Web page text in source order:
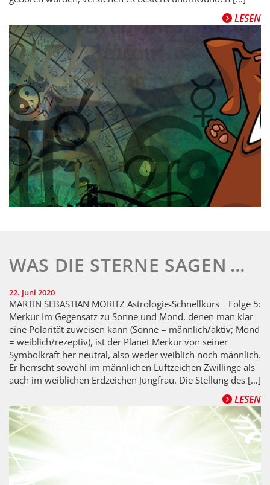
LESEN
WAS DIE STERNE SAGEN …
22. Juni 2020
MARTIN SEBASTIAN MORITZ Astrologie-Schnellkurs Folge 5:
Merkur Im Gegensatz zu Sonne und Mond, denen man klar
eine Polarität zuweisen kann (Sonne = männlich/aktiv; Mond
= weiblich/rezeptiv), ist der Planet Merkur von seiner
Symbolkraft her neutral, also weder weiblich noch männlich.
Er herrscht sowohl im männlichen Luftzeichen Zwillinge als
auch im weiblichen Erdzeichen Jungfrau. Die Stellung des […]
LESEN